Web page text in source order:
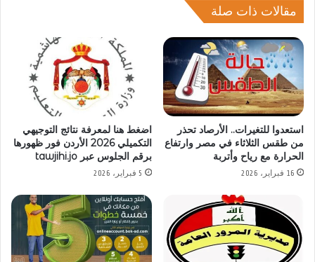
مقالات ذات صلة
استعدوا للتغيرات.. الأرصاد تحذر
من طقس الثلاثاء في مصر وارتفاع
الحرارة مع رياح وأتربة
16 فبراير، 2026
اضغط هنا لمعرفة نتائج التوجيهي
التكميلي 2026 الأردن فور ظهورها
برقم الجلوس عبر tawjihi.jo
5 فبراير، 2026